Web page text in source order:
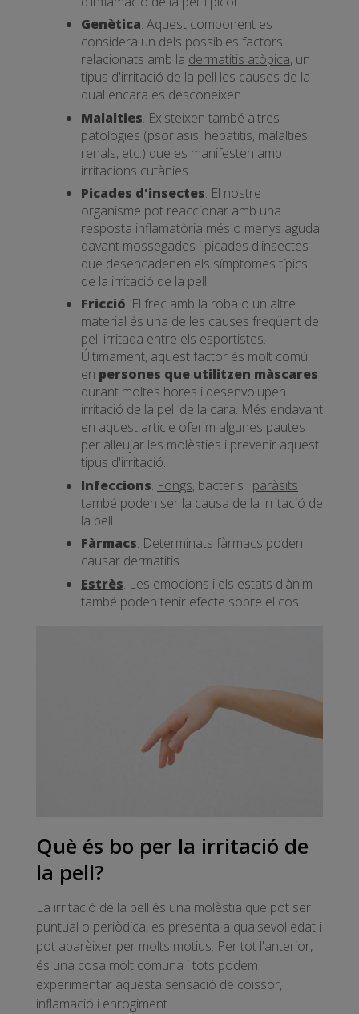
Genètica. Aquest component es
considera un dels possibles factors
relacionats amb la dermatitis atòpica, un
tipus d'irritació de la pell les causes de la
qual encara es desconeixen.
Malalties. Existeixen també altres
patologies (psoriasis, hepatitis, malalties
renals, etc.) que es manifesten amb
irritacions cutànies.
Picades d'insectes. El nostre
organisme pot reaccionar amb una
resposta inflamatòria més o menys aguda
davant mossegades i picades d'insectes
que desencadenen els símptomes típics
de la irritació de la pell.
Fricció. El frec amb la roba o un altre
material és una de les causes freqüent de
pell irritada entre els esportistes.
Últimament, aquest factor és molt comú
en persones que utilitzen màscares
durant moltes hores i desenvolupen
irritació de la pell de la cara. Més endavant
en aquest article oferim algunes pautes
per alleujar les molèsties i prevenir aquest
tipus d'irritació.
Infeccions. Fongs, bacteris i paràsits
també poden ser la causa de la irritació de
la pell.
Fàrmacs. Determinats fàrmacs poden
causar dermatitis.
Estrès. Les emocions i els estats d'ànim
també poden tenir efecte sobre el cos.
Què és bo per la irritació de
la pell?
La irritació de la pell és una molèstia que pot ser
puntual o periòdica, es presenta a qualsevol edat i
pot aparèixer per molts motius. Per tot l'anterior,
és una cosa molt comuna i tots podem
experimentar aquesta sensació de coïssor,
inflamació i enrogiment.